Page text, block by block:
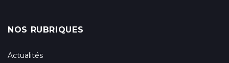
NOS RUBRIQUES
Actualités